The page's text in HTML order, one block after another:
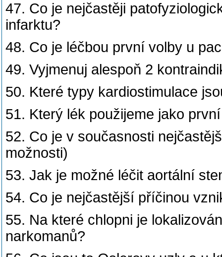
47. Co je nejčastěji
infarktu?
48. Co je léčbou první volby u
49. Vyjmenuj alespoň 2
50. Které typy kardiostimulace
51. Který lék použijeme jako
52. Co je v současnosti
možnosti)
53. Jak je možné léčit aortální
54. Co je nejčastější příčinou
55. Na které chlopni je
narkomanů?